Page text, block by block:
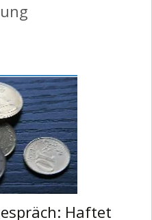
O-Töne,
Haftet